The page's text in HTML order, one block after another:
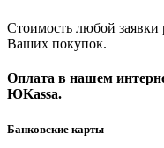
Стоимость любой заявки
Ваших покупок.
Оплата в нашем
ЮKassa.
Банковские карты